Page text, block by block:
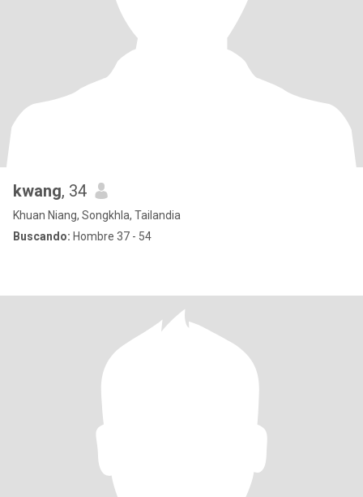
kwang, 34
Khuan Niang, Songkhla, Tailandia
Buscando: Hombre 37 - 54